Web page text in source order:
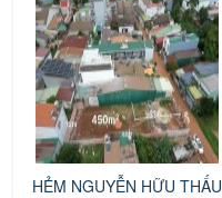
HẺM NGUYỄN HỮU THẤU